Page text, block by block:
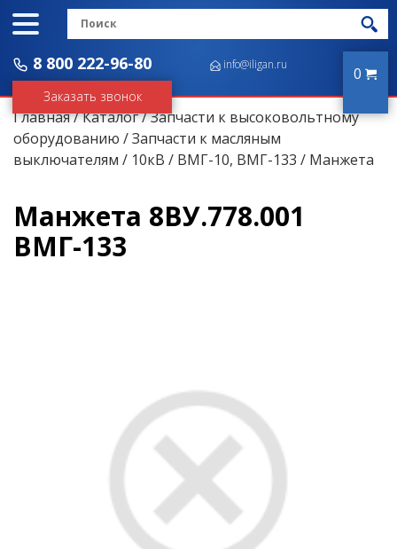
8 800 222-96-80
Заказать звонок
info@iligan.ru 0
Главная/Каталог/Запчасти к высоковольтному
оборудованию /Запчасти к масляным
выключателям / 10кВ / ВМГ-10, ВМГ-133 / Манжета
Манжета 8ВУ.778.001
ВМГ-133